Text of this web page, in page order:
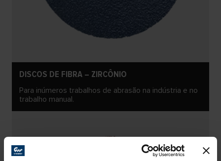
DISCOS DE FIBRA – ZIRCÔNIO
Para inúmeros trabalhos de abrasão na indústria e no
trabalho manual.